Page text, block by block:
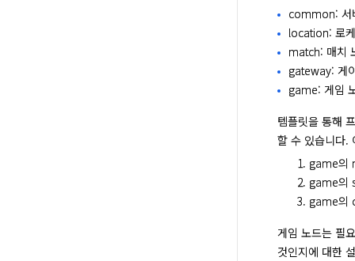
common: 서
location: 로
match: 매치
gateway: 게
game: 게임
템플릿을 통해
할 수 있습니다.
game의
game의
game의
게임 노드는 필
것인지에 대한